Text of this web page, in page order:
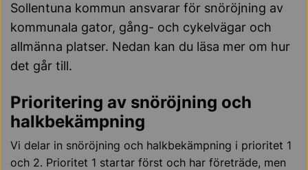
Sollentuna kommun ansvarar för snöröjning av
kommunala gator, gång- och cykelvägar och
allmänna platser. Nedan kan du läsa mer om hur
det går till.
Prioritering av snöröjning och
halkbekämpning
Vi delar in snöröjning och halkbekämpning i prioritet 1
och 2. Prioritet 1 startar först och har företräde, men